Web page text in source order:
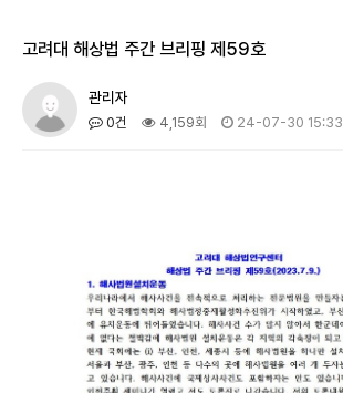
고려대 해상법 주간 브리핑 제59호
관리자
0건 4,159회 24-07-30 15:33